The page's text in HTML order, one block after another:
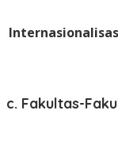
c. Fakultas-